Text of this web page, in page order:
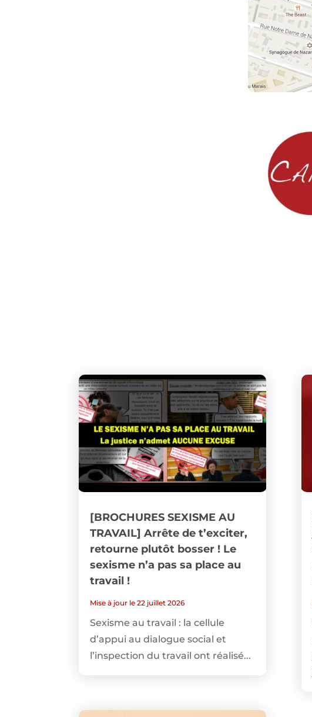
[BROCHURES SEXISME AU
TRAVAIL] Arrête de t’exciter,
retourne plutôt bosser ! Le
sexisme n’a pas sa place au
travail !
Mise à jour le 22 juillet 2026
Sexisme au travail : la cellule
d’appui au dialogue social et
l’inspection du travail ont réalisé...